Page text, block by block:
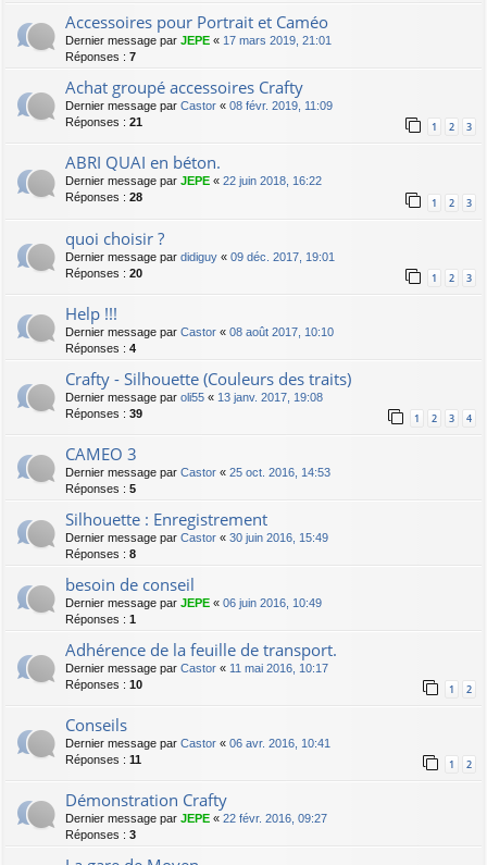
Accessoires pour Portrait et Caméo
Dernier message par JEPE « 17 mars 2019, 21:01
Réponses : 7
Achat groupé accessoires Crafty
Dernier message par Castor « 08 févr. 2019, 11:09
Réponses : 21 1 2 3
ABRI QUAI en béton.
Dernier message par JEPE « 22 juin 2018, 16:22
Réponses : 28 1 2 3
quoi choisir ?
Dernier message par didiguy « 09 déc. 2017, 19:01
Réponses : 20 1 2 3
Help !!!
Dernier message par Castor « 08 août 2017, 10:10
Réponses : 4
Crafty - Silhouette (Couleurs des traits)
Dernier message par oli55 « 13 janv. 2017, 19:08
Réponses : 39 1 2 3 4
CAMEO 3
Dernier message par Castor « 25 oct. 2016, 14:53
Réponses : 5
Silhouette : Enregistrement
Dernier message par Castor « 30 juin 2016, 15:49
Réponses : 8
besoin de conseil
Dernier message par JEPE « 06 juin 2016, 10:49
Réponses : 1
Adhérence de la feuille de transport.
Dernier message par Castor « 11 mai 2016, 10:17
Réponses : 10 1 2
Conseils
Dernier message par Castor « 06 avr. 2016, 10:41
Réponses : 11 1 2
Démonstration Crafty
Dernier message par JEPE « 22 févr. 2016, 09:27
Réponses : 3